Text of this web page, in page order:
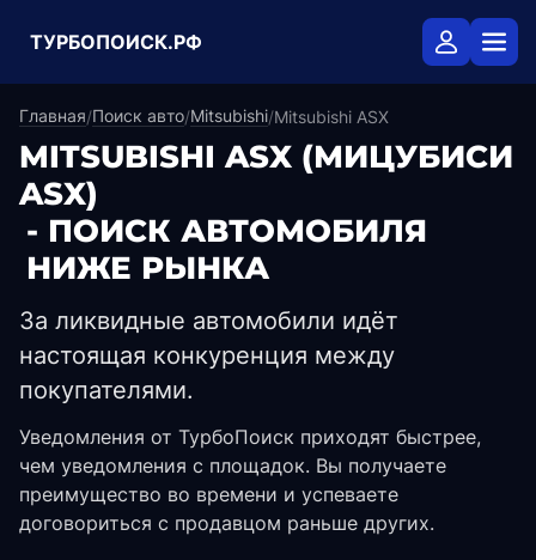
ТУРБОПОИСК.РФ
Главная/Поиск авто/Mitsubishi/Mitsubishi ASX
MITSUBISHI ASX (МИЦУБИСИ
ASX)
- ПОИСК АВТОМОБИЛЯ
НИЖЕ РЫНКА
За ликвидные автомобили идёт
настоящая конкуренция между
покупателями.
Уведомления от ТурбоПоиск приходят быстрее,
чем уведомления с площадок. Вы получаете
преимущество во времени и успеваете
договориться с продавцом раньше других.